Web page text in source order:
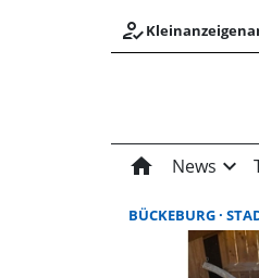
how_to_reg
home News expand_more
BÜCKEBURG